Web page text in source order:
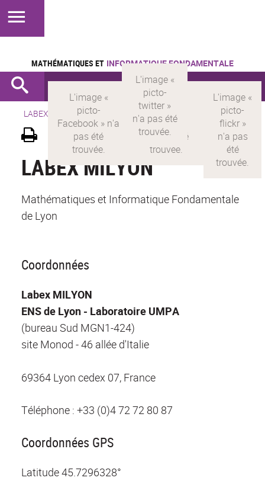
MATHÉMATIQUES ET INFORMATIQUE FONDAMENTALE
LABEX > LABEX MILYON Version française
LABEX MILYON
Mathématiques et Informatique Fondamentale
de Lyon
Coordonnées
Labex MILYON
ENS de Lyon - Laboratoire UMPA
(bureau Sud MGN1-424)
site Monod - 46 allée d'Italie
69364 Lyon cedex 07, France
Téléphone : +33 (0)4 72 72 80 87
Coordonnées GPS
Latitude45.7296328°